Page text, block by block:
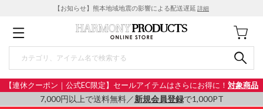
【お知らせ】熊本地域地震の影響による配送遅延 詳細
【連休クーポン｜公式EC限定】セールアイテムはさらにお得に！ 対象商品
7,000円以上で送料無料／新規会員登録で1,000PT